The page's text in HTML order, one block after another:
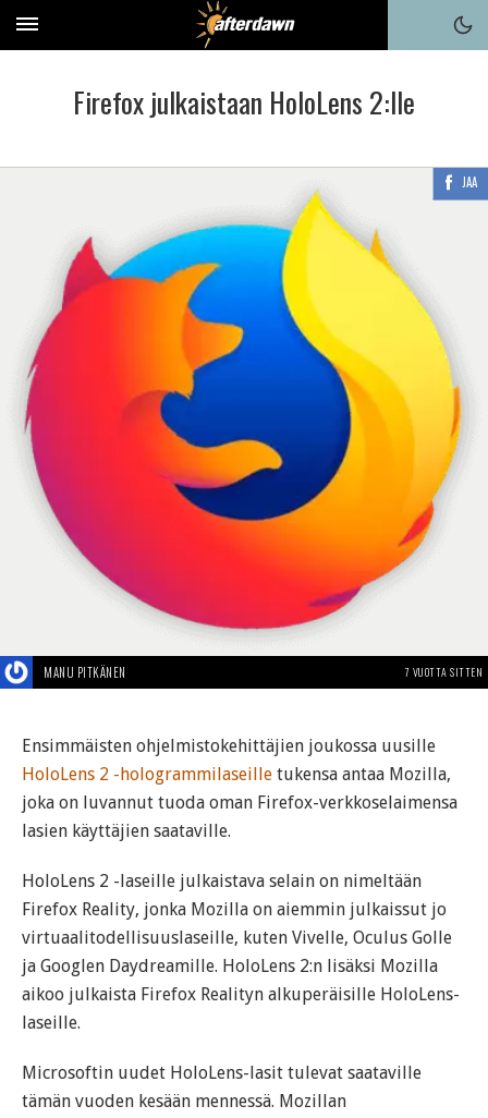
Firefox julkaistaan HoloLens 2:lle
JAA
MANU PITKÄNEN 7 VUOTTA SITTEN
Ensimmäisten ohjelmistokehittäjien joukossa uusille
HoloLens 2 -hologrammilaseille tukensa antaa Mozilla,
joka on luvannut tuoda oman Firefox-verkkoselaimensa
lasien käyttäjien saataville.
HoloLens 2 -laseille julkaistava selain on nimeltään
Firefox Reality, jonka Mozilla on aiemmin julkaissut jo
virtuaalitodellisuuslaseille, kuten Vivelle, Oculus Golle
ja Googlen Daydreamille. HoloLens 2:n lisäksi Mozilla
aikoo julkaista Firefox Realityn alkuperäisille HoloLens-
laseille.
Microsoftin uudet HoloLens-lasit tulevat saataville
tämän vuoden kesään mennessä. Mozillan